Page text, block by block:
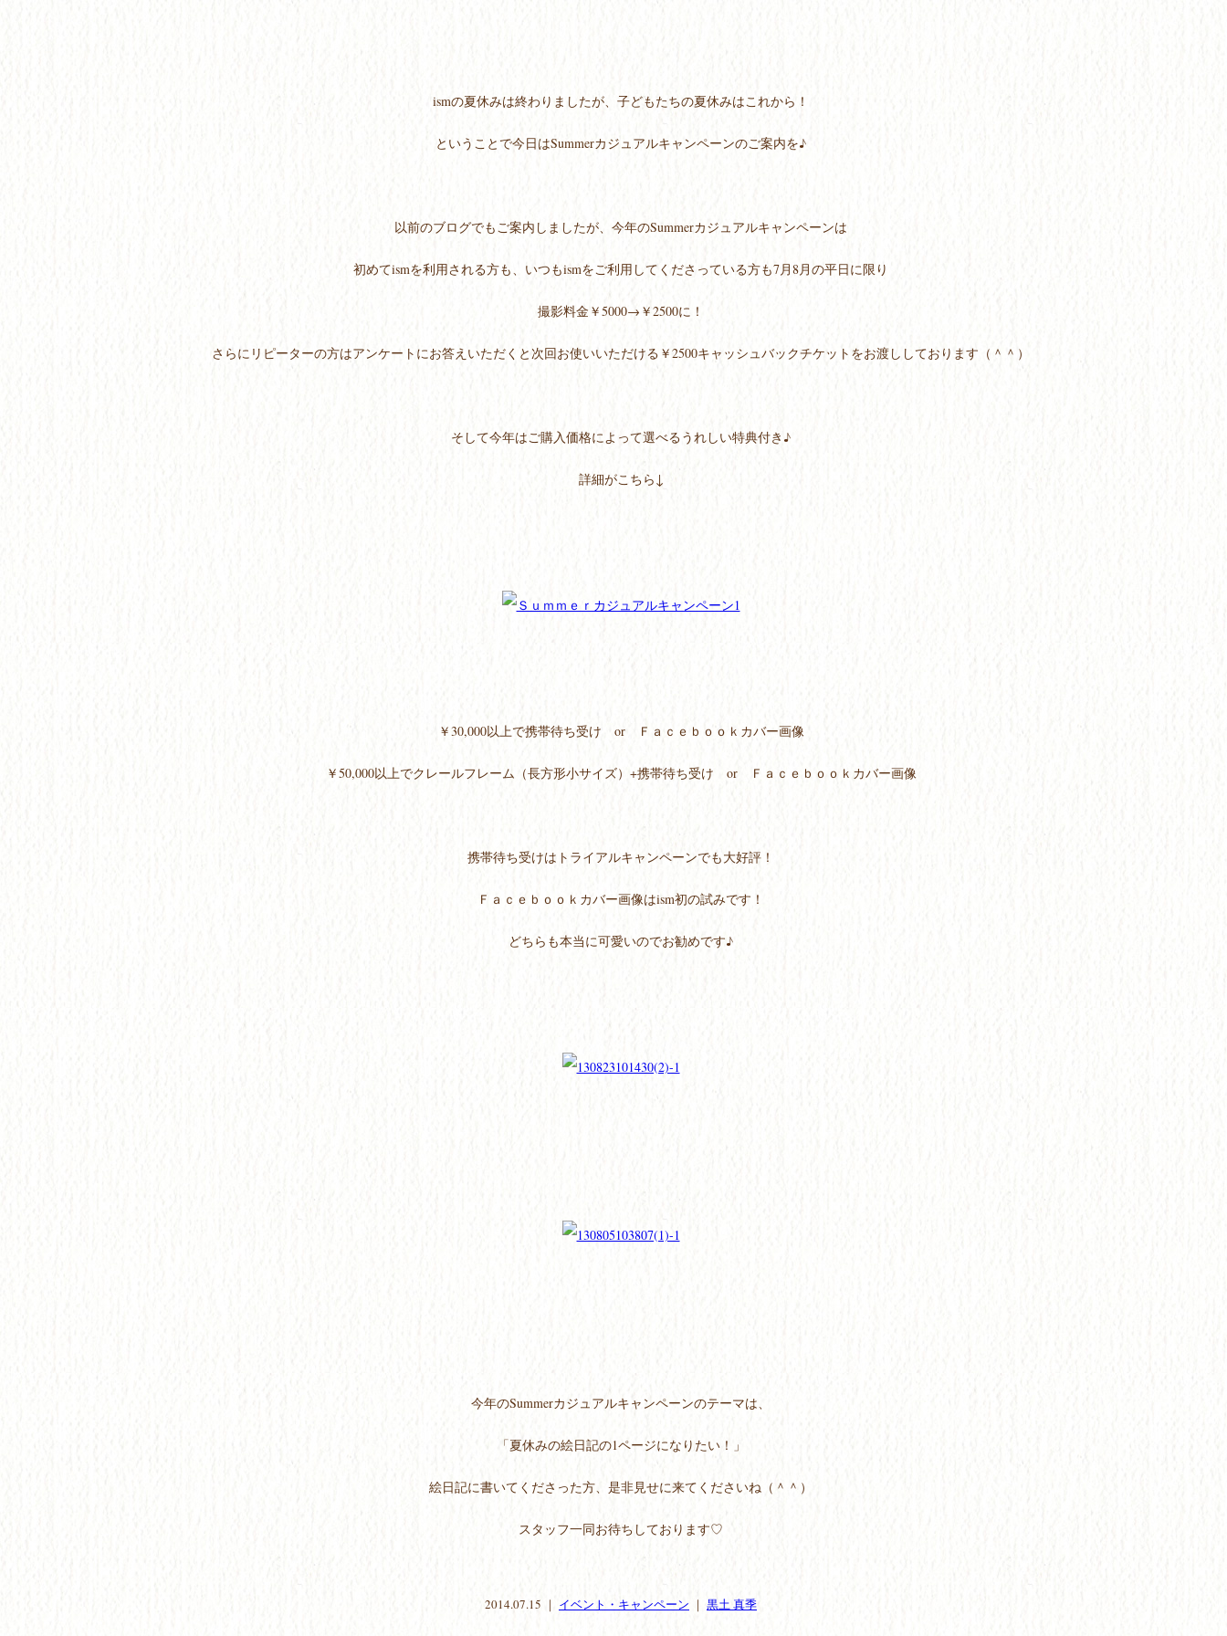
ismの夏休みは終わりましたが、子どもたちの夏休みはこれから！
ということで今日はSummerカジュアルキャンペーンのご案内を♪
以前のブログでもご案内しましたが、今年のSummerカジュアルキャンペーンは
初めてismを利用される方も、いつもismをご利用してくださっている方も7月8月の平日に限り
撮影料金￥5000→￥2500に！
さらにリピーターの方はアンケートにお答えいただくと次回お使いいただける￥2500キャッシュバックチケットをお渡ししております（＾＾）
そして今年はご購入価格によって選べるうれしい特典付き♪
詳細がこちら↓
￥30,000以上で携帯待ち受け or Ｆａｃｅｂｏｏｋカバー画像
￥50,000以上でクレールフレーム（長方形小サイズ）+携帯待ち受け or Ｆａｃｅｂｏｏｋカバー画像
携帯待ち受けはトライアルキャンペーンでも大好評！
Ｆａｃｅｂｏｏｋカバー画像はism初の試みです！
どちらも本当に可愛いのでお勧めです♪
今年のSummerカジュアルキャンペーンのテーマは、
「夏休みの絵日記の1ページになりたい！」
絵日記に書いてくださった方、是非見せに来てくださいね（＾＾）
スタッフ一同お待ちしております♡
2014.07.15 ｜ イベント・キャンペーン ｜ 黒土 真季